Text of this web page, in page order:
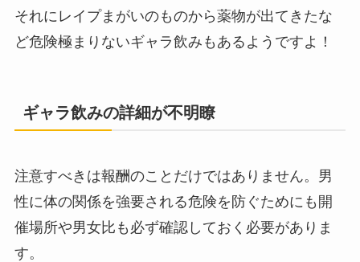
それにレイプまがいのものから薬物が出てきたな
ど危険極まりないギャラ飲みもあるようですよ！
ギャラ飲みの詳細が不明瞭
注意すべきは報酬のことだけではありません。男
性に体の関係を強要される危険を防ぐためにも開
催場所や男女比も必ず確認しておく必要がありま
す。